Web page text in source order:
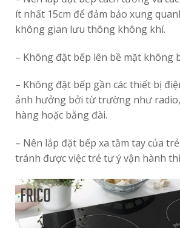
ít nhất 15cm để đảm bảo xung
không gian lưu thông không khí.
– Không đặt bếp lên bề mặt không
– Không đặt bếp gần các thiết bị
ảnh hưởng bởi từ trường như
hàng hoặc bằng đài.
– Nên lắp đặt bếp xa tầm tay của
tránh được việc trẻ tự ý vận hành